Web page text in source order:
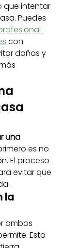
que intentar
Puedes
⁠ con
daños y
una
es no
El proceso
evitar que
la
ambos
Esto